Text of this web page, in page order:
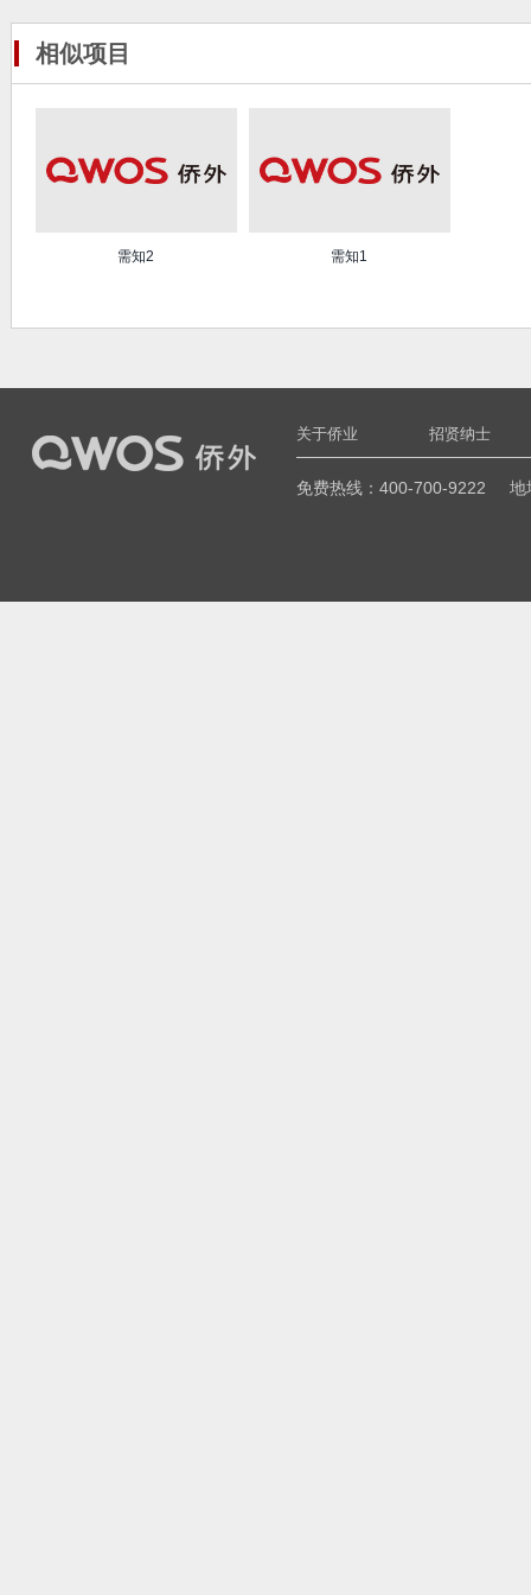
相似项目
需知2 需知1
关于侨业 招贤纳士
免费热线：400-700-9222 地